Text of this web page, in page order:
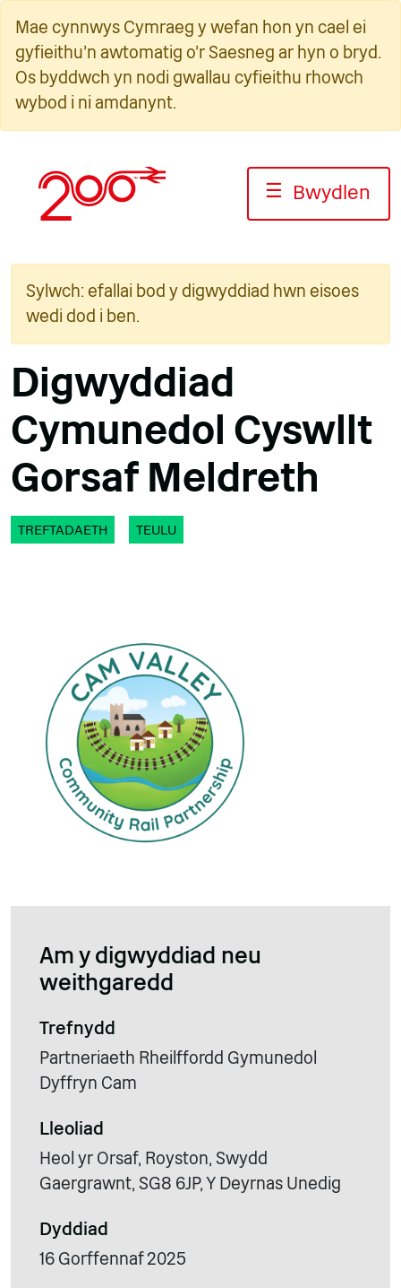
cynnwys
Mae cynnwys Cymraeg y wefan hon yn cael ei
gyfieithu'n awtomatig o'r Saesneg ar hyn o bryd.
Os byddwch yn nodi gwallau cyfieithu rhowch
wybod i ni amdanynt.
☰ Bwydlen
Sylwch: efallai bod y digwyddiad hwn eisoes
wedi dod i ben.
Digwyddiad
Cymunedol Cyswllt
Gorsaf Meldreth
TREFTADAETH TEULU
Am y digwyddiad neu
weithgaredd
Trefnydd
Partneriaeth Rheilffordd Gymunedol
Dyffryn Cam
Lleoliad
Heol yr Orsaf, Royston, Swydd
Gaergrawnt, SG8 6JP, Y Deyrnas Unedig
Dyddiad
16 Gorffennaf 2025